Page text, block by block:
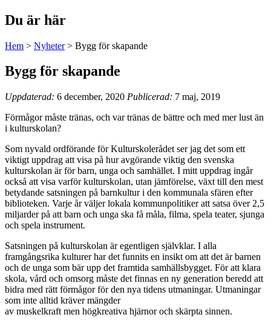
Du är här
Hem > Nyheter> Bygg för skapande
Bygg för skapande
Uppdaterad: 6 december, 2020 Publicerad: 7 maj, 2019
Förmågor måste tränas, och var tränas de bättre och med mer lust än
i kulturskolan?
Som nyvald ordförande för Kulturskolerådet ser jag det som ett
viktigt uppdrag att visa på hur avgörande viktig den svenska
kulturskolan är för barn, unga och samhället. I mitt uppdrag ingår
också att visa varför kulturskolan, utan jämförelse, växt till den mest
betydande satsningen på barnkultur i den kommunala sfären efter
biblioteken. Varje år väljer lokala kommunpolitiker att satsa över 2,5
miljarder på att barn och unga ska få måla, filma, spela teater, sjunga
och spela instrument.
Satsningen på kulturskolan är egentligen självklar. I alla
framgångsrika kulturer har det funnits en insikt om att det är barnen
och de unga som bär upp det framtida samhällsbygget. För att klara
skola, vård och omsorg måste det finnas en ny generation beredd att
bidra med rätt förmågor för den nya tidens utmaningar. Utmaningar
som inte alltid kräver mängder
av muskelkraft men högkreativa hjärnor och skärpta sinnen.